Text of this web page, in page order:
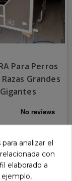
Para Perros
Grandes
analizar el
con
elaborado a